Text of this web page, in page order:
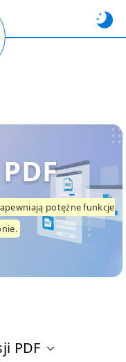
potężne funkcje
PDF